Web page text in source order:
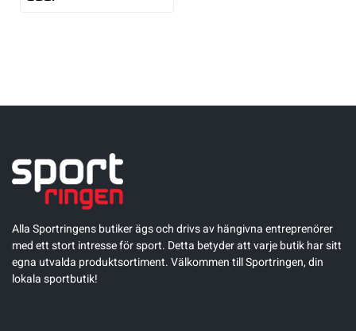
Alla Sportringens butiker ägs och drivs av hängivna entreprenörer
med ett stort intresse för sport. Detta betyder att varje butik har sitt
egna utvalda produktsortiment. Välkommen till Sportringen, din
lokala sportbutik!